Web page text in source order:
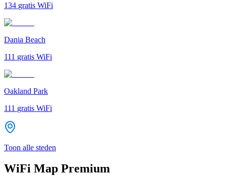
134 gratis WiFi
Dania Beach
111 gratis WiFi
Oakland Park
111 gratis WiFi
Toon alle steden
WiFi Map Premium